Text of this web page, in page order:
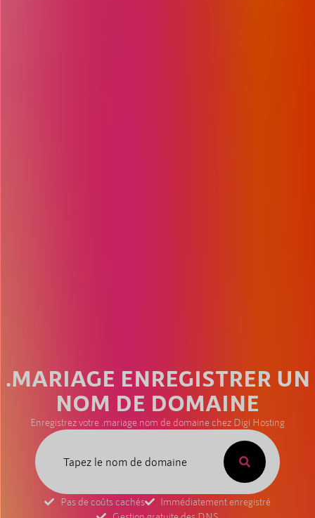
.MARIAGE ENREGISTRER UN
NOM DE DOMAINE
Enregistrez votre .mariage nom de domaine chez Digi Hosting
Pas de coûts cachés
Immédiatement enregistré